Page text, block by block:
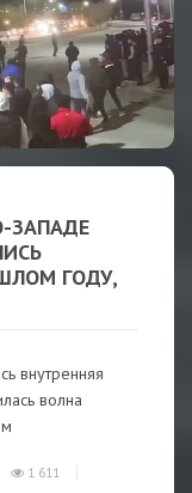
ЗАПАДЕ
ГОДУ,
внутренняя
волна
1 611